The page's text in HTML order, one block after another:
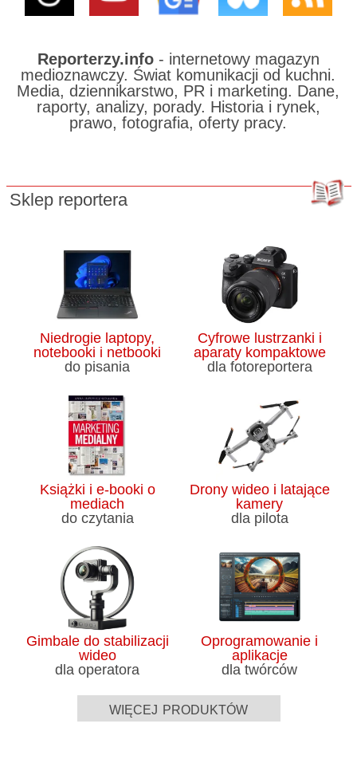
Reporterzy.info- internetowy magazyn
medioznawczy. Świat komunikacji od kuchni.
Media, dziennikarstwo, PR i marketing. Dane,
raporty, analizy, porady. Historia i rynek,
prawo, fotografia, oferty pracy.
Sklep reportera
Niedrogie laptopy,
notebooki i netbooki
do pisania
Cyfrowe lustrzanki i
aparaty kompaktowe
dla fotoreportera
Książki i e-booki o
mediach
do czytania
Drony wideo i latające
kamery
dla pilota
Gimbale do stabilizacji
wideo
dla operatora
Oprogramowanie i
aplikacje
dla twórców
więcej produktów